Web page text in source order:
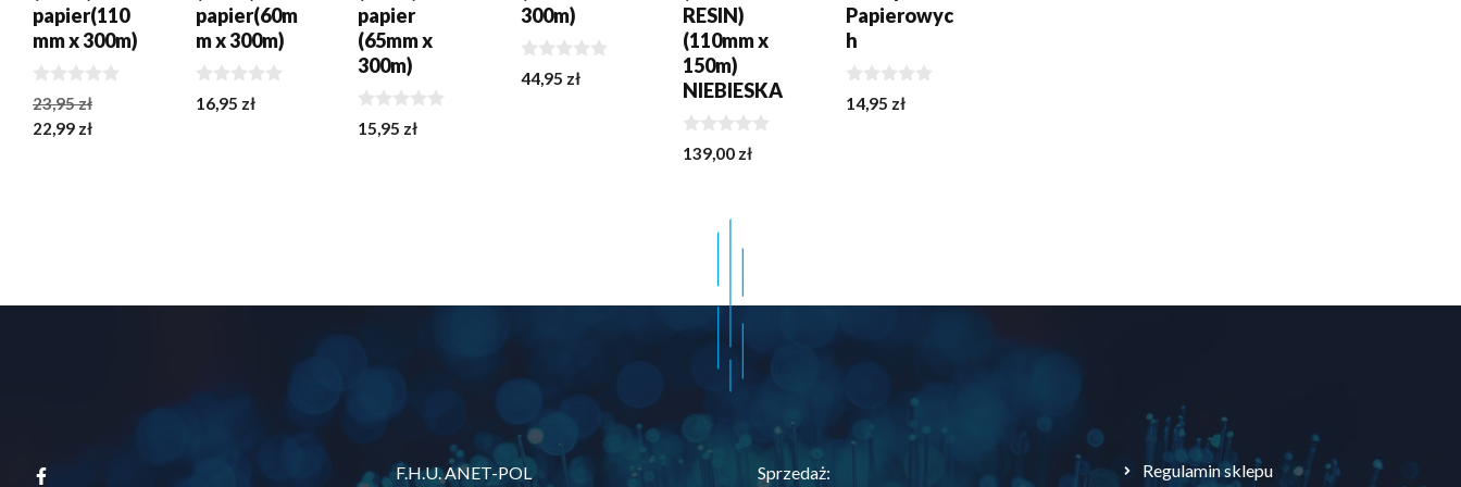
papier(110
mm x 300m)
0
z
5
23,95zł
22,99 złAktualna
papier(60m
m x 300m)
0
z
16,95 zł
papier
(65mm x
300m)
0
z
15,95 zł
300m)
0
z
44,95 zł
RESIN)
(110mm x
150m)
NIEBIESKA
0
z
139,00 zł
Papierowyc
h
0
z
14,95 zł
F.H.U. ANET-POL Sprzedaż:
Regulamin sklepu